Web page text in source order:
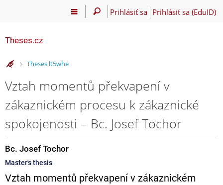
Prihlásiť sa Prihlásiť sa (EduID)
Theses.cz
>
Theses lt5whe
Vztah momentů překvapení v
zákaznickém procesu k zákaznické
spokojenosti – Bc. Josef Tochor
Bc. Josef Tochor
Master's thesis
Vztah momentů překvapení v zákaznickém